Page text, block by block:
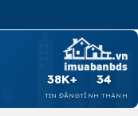
38K+
TIN ĐĂNG
34
TỈNH THÀNH